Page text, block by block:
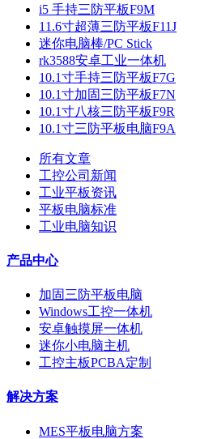
i5 手持三防平板F9M
11.6寸超薄三防平板F11J
迷你电脑棒/PC Stick
rk3588安卓工业一体机
10.1寸手持三防平板F7G
10.1寸加固三防平板F7N
10.1寸八核三防平板F9R
10.1寸三防平板电脑F9A
所有文章
工控公司新闻
工业平板资讯
平板电脑标准
工业电脑知识
产品中心
加固三防平板电脑
Windows工控一体机
安卓触摸屏一体机
迷你小电脑主机
工控主板PCBA定制
解决方案
MES平板电脑方案